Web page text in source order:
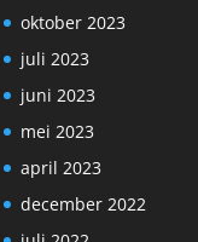
oktober 2023
juli 2023
juni 2023
mei 2023
april 2023
december 2022